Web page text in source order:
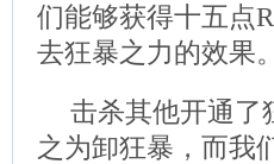
们能够获得十五点
去狂暴之力的效果。
击杀其他开通了
之为卸狂暴，而我